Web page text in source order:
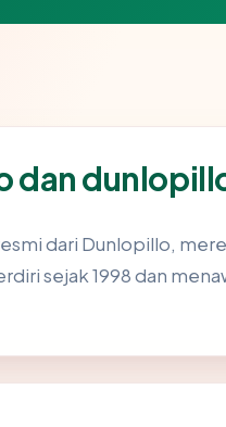
dan
dari Dunlopillo,
sejak 1998 dan